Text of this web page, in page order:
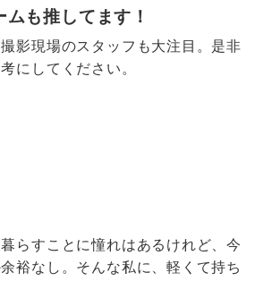
も推してます！
撮影現場のスタッフも大注目。是非
にしてください。
らすことに憧れはあるけれど、今
裕なし。そんな私に、軽くて持ち